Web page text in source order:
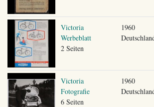
Victoria
Werbeblatt
2 Seiten
1960
Victoria
Fotografie
6 Seiten
1960